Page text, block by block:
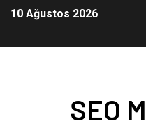
10 Ağustos 2026
SEO